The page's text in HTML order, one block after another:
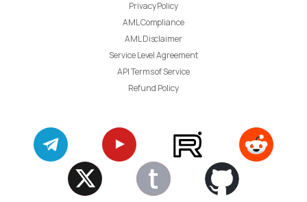
Privacy Policy
AML Compliance
AML Disclaimer
Service Level Agreement
API Terms of Service
Refund Policy